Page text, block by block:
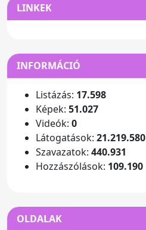
LINKEK
INFORMÁCIÓ
Listázás: 17.598
Képek: 51.027
Videók: 0
Látogatások: 21.219.580
Szavazatok: 440.931
Hozzászólások: 109.190
OLDALAK